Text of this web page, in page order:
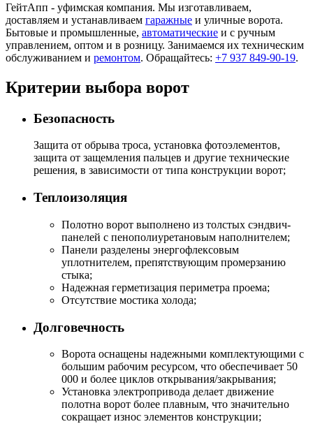
ГейтАпп - уфимская компания. Мы изготавливаем,
доставляем и устанавливаем гаражные и уличные ворота.
Бытовые и промышленные, автоматические и с ручным
управлением, оптом и в розницу. Занимаемся их техническим
обслуживанием и ремонтом. Обращайтесь: +7 937 849-90-19.
Критерии выбора ворот
Безопасность
Защита от обрыва троса, установка фотоэлементов,
защита от защемления пальцев и другие технические
решения, в зависимости от типа конструкции ворот;
Теплоизоляция
Полотно ворот выполнено из толстых сэндвич-
панелей с пенополиуретановым наполнителем;
Панели разделены энергофлексовым
уплотнителем, препятствующим промерзанию
стыка;
Надежная герметизация периметра проема;
Отсутствие мостика холода;
Долговечность
Ворота оснащены надежными комплектующими с
большим рабочим ресурсом, что обеспечивает 50
000 и более циклов открывания/закрывания;
Установка электропривода делает движение
полотна ворот более плавным, что значительно
сокращает износ элементов конструкции;